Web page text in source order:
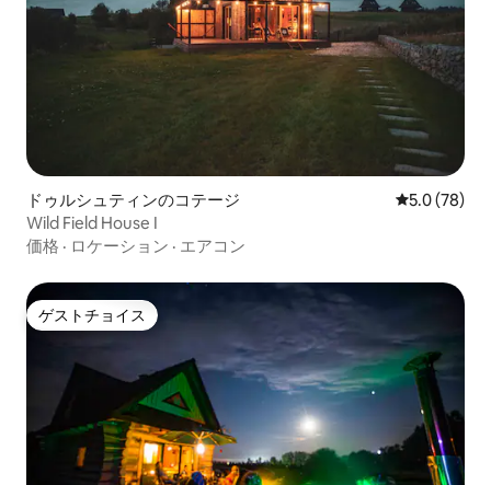
ドゥルシュティンのコテージ レビュー78
5.0 (78)
Wild Field House I
価格 · ロケーション · エアコン
ゲストチョイス
ゲストチョイス